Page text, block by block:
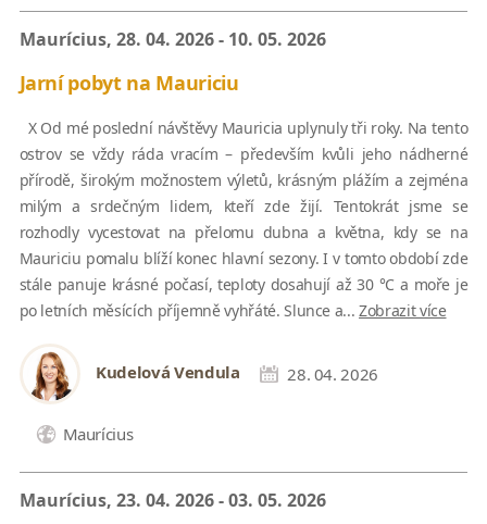
Maurícius, 28. 04. 2026 - 10. 05. 2026
Jarní pobyt na Mauriciu
X Od mé poslední návštěvy Mauricia uplynuly tři roky. Na tento
ostrov se vždy ráda vracím – především kvůli jeho nádherné
přírodě, širokým možnostem výletů, krásným plážím a zejména
milým a srdečným lidem, kteří zde žijí. Tentokrát jsme se
rozhodly vycestovat na přelomu dubna a května, kdy se na
Mauriciu pomalu blíží konec hlavní sezony. I v tomto období zde
stále panuje krásné počasí, teploty dosahují až 30 °C a moře je
po letních měsících příjemně vyhřáté. Slunce a...Zobrazit více
Kudelová Vendula 28. 04. 2026
Maurícius
Maurícius, 23. 04. 2026 - 03. 05. 2026